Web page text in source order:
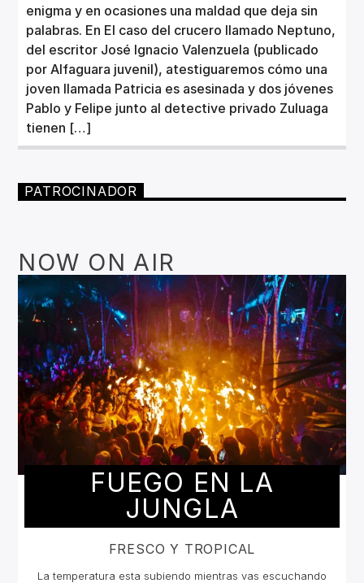
enigma y en ocasiones una maldad que deja sin
palabras. En El caso del crucero llamado Neptuno,
del escritor José Ignacio Valenzuela (publicado
por Alfaguara juvenil), atestiguaremos cómo una
joven llamada Patricia es asesinada y dos jóvenes
Pablo y Felipe junto al detective privado Zuluaga
tienen […]
PATROCINADOR
NOW ON AIR
FUEGO EN LA
JUNGLA
FRESCO Y TROPICAL
La temperatura esta subiendo mientras vas escuchando